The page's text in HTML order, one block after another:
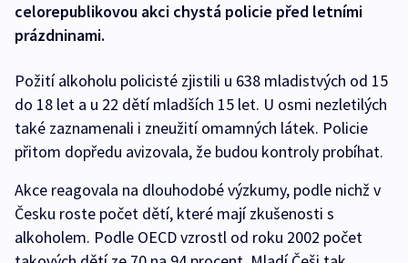
celorepublikovou akci chystá policie před letními
prázdninami.
Požití alkoholu policisté zjistili u 638 mladistvých od 15
do 18 let a u 22 dětí mladších 15 let. U osmi nezletilých
také zaznamenali i zneužití omamných látek. Policie
přitom dopředu avizovala, že budou kontroly probíhat.
Akce reagovala na dlouhodobé výzkumy, podle nichž v
Česku roste počet dětí, které mají zkušenosti s
alkoholem. Podle OECD vzrostl od roku 2002 počet